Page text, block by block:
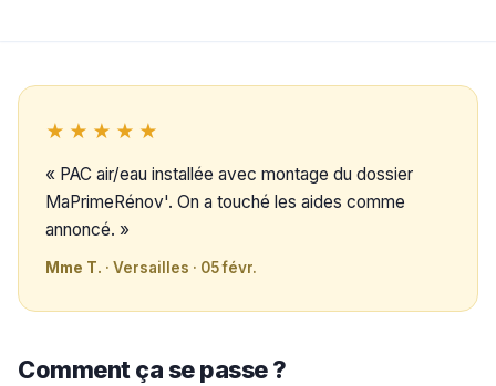
★★★★★
« PAC air/eau installée avec montage du dossier
MaPrimeRénov'. On a touché les aides comme
annoncé. »
Mme T. · Versailles · 05 févr.
Comment ça se passe ?